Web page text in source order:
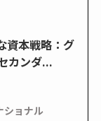
資本戦略：グ
カンダ...
ショナル